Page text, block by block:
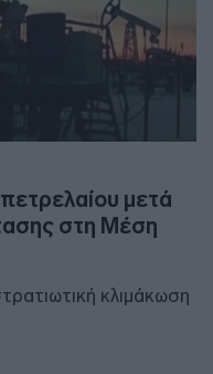
πετρελαίου μετά
στη Μέση
κλιμάκωση